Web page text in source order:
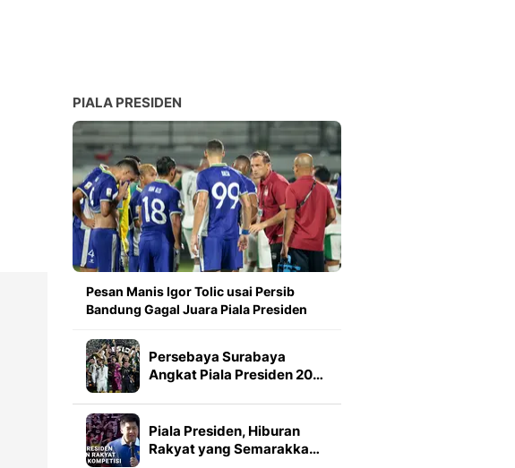
PIALA PRESIDEN
Pesan Manis Igor Tolic usai Persib
Bandung Gagal Juara Piala Presiden
Persebaya Surabaya
Angkat Piala Presiden 20…
Piala Presiden, Hiburan
Rakyat yang Semarakka…